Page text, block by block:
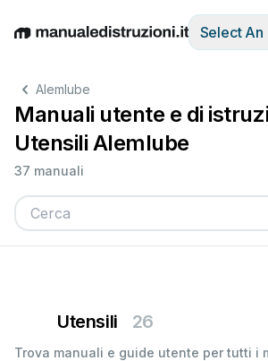
EnglishDeutschEspañolItaliano
Select An
Alemlube
Manuali utente e di
Utensili Alemlube
37 manuali
Utensili 26
Trova manuali e guide utente per tutti i